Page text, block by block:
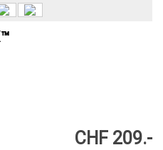
CHF 209.-